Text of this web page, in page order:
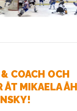
COACH OCH
ÅT MIKAELA